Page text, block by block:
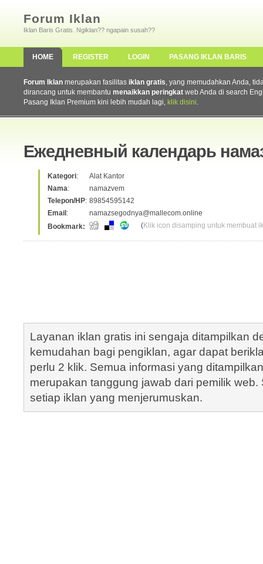
Forum Iklan
Iklan Baris Gratis. Ngiklan?? ngapain susah??
HOME REGISTER LOGIN PASANG IKLAN BARIS
Forum Iklan merupakan fasilitas iklan gratis, yang memudahkan Anda,
dirancang untuk membantu menaikkan peringkat web Anda di search
Pasang Iklan Premium kini lebih mudah lagi, klik disini.
Ежедневный календарь
Kategori:
Alat Kantor
Nama:
namazvem
Telepon/HP: 89854595142
Email :
namazsegodnya@mallecom.online
Bookmark:
(Klik icon disamping untuk membuat
Layanan iklan gratis ini sengaja ditampilkan
kemudahan bagi pengiklan, agar dapat
perlu 2 klik. Semua informasi yang
merupakan tanggung jawab dari pemilik
setiap iklan yang menjerumuskan.